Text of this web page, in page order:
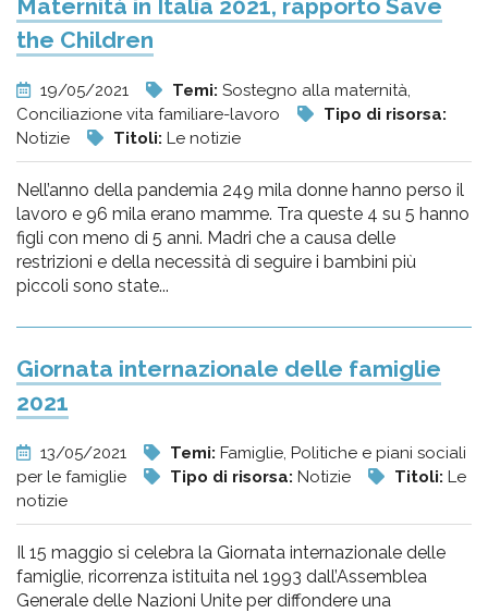
Maternità in Italia 2021, rapporto Save
the Children
19/05/2021 Temi: Sostegno alla maternità,
Conciliazione vita familiare-lavoro
Tipo di risorsa:
Notizie
Titoli: Le notizie
Nell’anno della pandemia 249 mila donne hanno perso il
lavoro e 96 mila erano mamme. Tra queste 4 su 5 hanno
figli con meno di 5 anni. Madri che a causa delle
restrizioni e della necessità di seguire i bambini più
piccoli sono state...
Giornata internazionale delle famiglie
2021
13/05/2021 Temi: Famiglie, Politiche e piani sociali
per le famiglie
Tipo di risorsa: Notizie Titoli: Le
notizie
Il 15 maggio si celebra la Giornata internazionale delle
famiglie, ricorrenza istituita nel 1993 dall’Assemblea
Generale delle Nazioni Unite per diffondere una